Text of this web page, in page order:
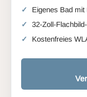
Eigenes Bad
32-Zoll-
Kostenfreies